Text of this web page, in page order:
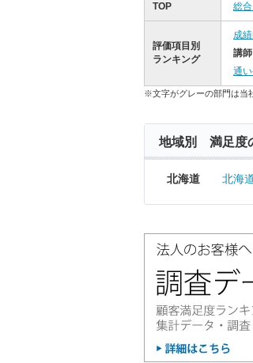
TOP 総
評価項目別
ランキング
成
講師
通
※文字がグレーの部門は当
地域別 満足度
北海道 北海